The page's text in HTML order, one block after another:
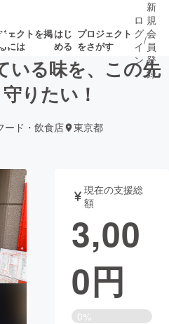
ェクトを掲
には
はじ
める
プロジェクト
をさがす
募集終了が近いプ
ロジェクト
音楽
ェット ゲーム・サ
書籍・雑誌
チャレンジ
ロ
グ
イ
ン
/
新
規
会
員
登
録
いる味を、この先
りたい！
ード・飲食店 東京都
現在の支援総
額
3,00
0円
0%